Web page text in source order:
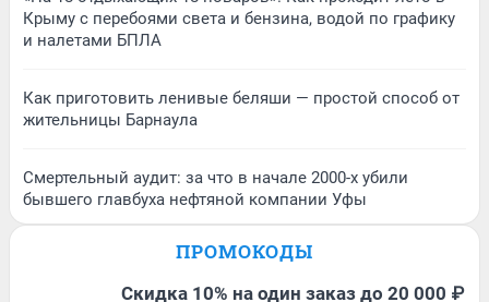
Крыму с перебоями света и бензина, водой по графику
и налетами БПЛА
Как приготовить ленивые беляши — простой способ от
жительницы Барнаула
Смертельный аудит: за что в начале 2000-х убили
бывшего главбуха нефтяной компании Уфы
ПРОМОКОДЫ
Скидка 10% на один заказ до 20 000 ₽